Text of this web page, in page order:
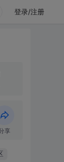
登录/注册
享